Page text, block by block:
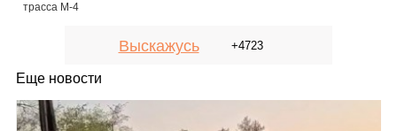
трасса М-4
Выскажусь +4723
Еще новости